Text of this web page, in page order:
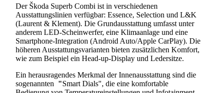
Der Škoda Superb Combi ist in verschiedenen
Ausstattungslinien verfügbar: Essence, Selection und L&K
(Laurent & Klement). Die Grundausstattung umfasst unter
anderem LED-Scheinwerfer, eine Klimaanlage und eine
Smartphone-Integration (Android Auto/Apple CarPlay). Die
höheren Ausstattungsvarianten bieten zusätzlichen Komfort,
wie zum Beispiel ein Head-up-Display und Ledersitze.
Ein herausragendes Merkmal der Innenausstattung sind die
sogenannten "Smart Dials", die eine komfortable